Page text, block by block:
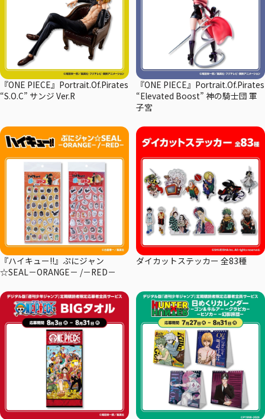
『ONE PIECE』Portrait.Of.Pirates
“S.O.C” サンジ Ver.R
『ONE PIECE』Portrait.Of.Pirates
“Elevated Boost” 神の騎士団 軍
子宮
『ハイキュー!!』ぷにジャン
☆SEAL－ORANGE－ /－RED－
ダイカットステッカー 全83種